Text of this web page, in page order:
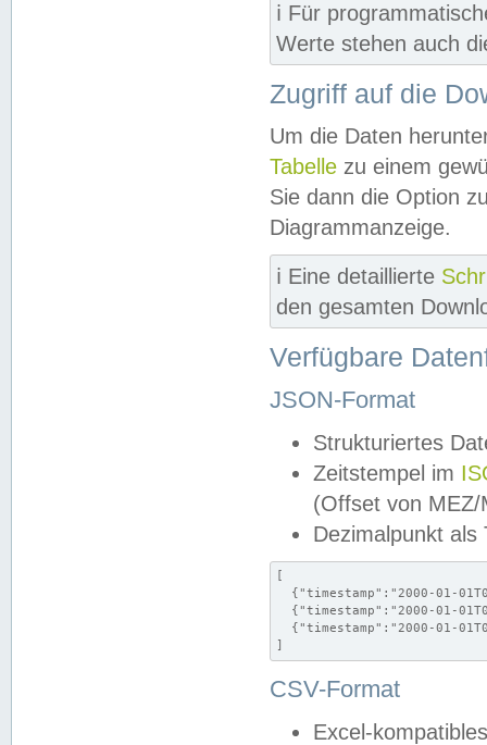
ℹ️ Für
Werte stehen auch
Zugriff auf die
Um die Daten
Tabelle zu einem
Sie dann die Option
Diagrammanzeige.
ℹ️ Eine detaillierte
den gesamten
Verfügbare
JSON-Format
Strukturiertes
Zeitstempel im
(Offset von MEZ/
Dezimalpunkt als
[
{"timestamp":"2000-01-
{"timestamp":"2000-01-
{"timestamp":"2000-01-
]
CSV-Format
Excel-